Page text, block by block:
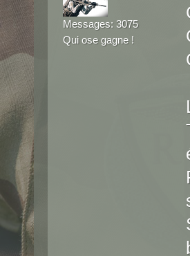
Messages: 3075
Qui ose gagne !